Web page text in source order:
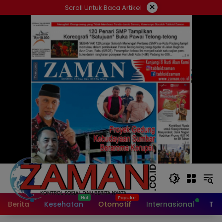
ke
Scroll Untuk Baca Artikel ×
Berita Kesehatan Otomotif Internasional